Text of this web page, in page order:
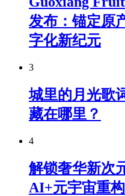
发布：锚定原
字化新纪元
3
城里的月光歌
藏在哪里？
4
解锁奢华新
AI+元宇宙重